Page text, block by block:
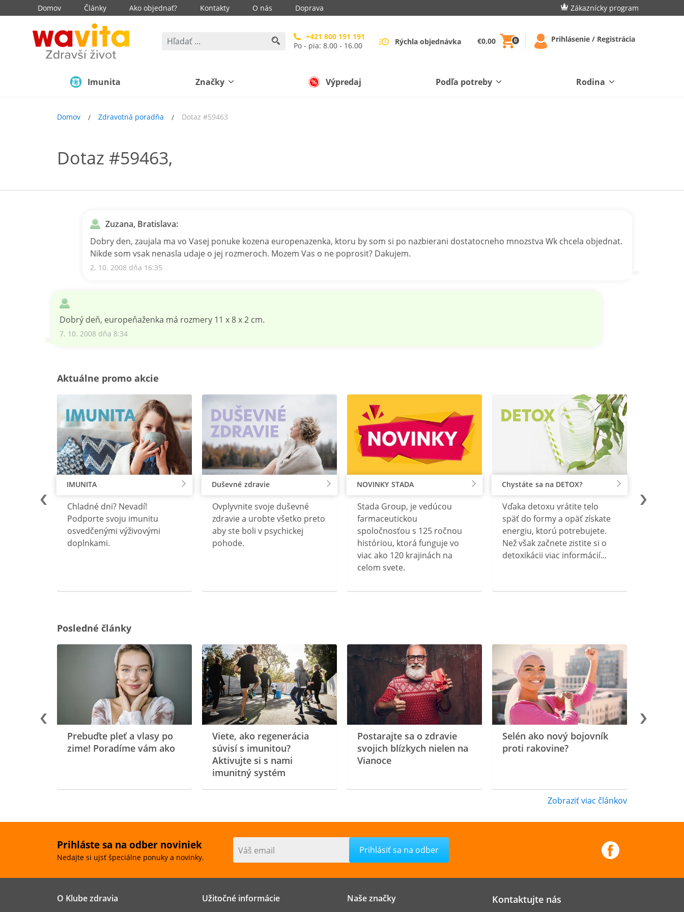
Domov Články Ako objednať? Kontakty O nás Doprava Zákaznícky program
+421 800 191 191
Po - pia: 8.00 - 16.00
Rýchla objednávka €0,00 0 Prihlásenie / Registrácia
Imunita Značky Výpredaj Podľa potreby Rodina
Domov Zdravotná poradňa Dotaz #59463
Dotaz #59463,
Zuzana, Bratislava:
Dobry den, zaujala ma vo Vasej ponuke kozena europenazenka, ktoru by som si po nazbierani dostatocneho mnozstva Wk chcela objednat.
Nikde som vsak nenasla udaje o jej rozmeroch. Mozem Vas o ne poprosit? Dakujem.
2. 10. 2008 dňa 16:35
Dobrý deň, europeňaženka má rozmery 11 x 8 x 2 cm.
7. 10. 2008 dňa 8:34
Aktuálne promo akcie
IMUNITA
Chladné dni? Nevadí!
Podporte svoju imunitu
osvedčenými výživovými
doplnkami.
Duševné zdravie
Ovplyvnite svoje duševné
zdravie a urobte všetko preto
aby ste boli v psychickej
pohode.
NOVINKY STADA
Stada Group, je vedúcou
farmaceutickou
spoločnosťou s 125 ročnou
históriou, ktorá funguje vo
viac ako 120 krajinách na
celom svete.
Chystáte sa na DETOX?
Vďaka detoxu vrátite telo
späť do formy a opäť získate
energiu, ktorú potrebujete.
Než však začnete zistite si o
detoxikácii viac informácií...
Posledné články
Prebuďte pleť a vlasy po
zime! Poradíme vám ako
Viete, ako regenerácia
súvisí s imunitou?
Aktivujte si s nami
imunitný systém
Postarajte sa o zdravie
svojich blízkych nielen na
Vianoce
Selén ako nový bojovník
proti rakovine?
Zobraziť viac článkov
Prihláste sa na odber noviniek
Nedajte si ujsť špeciálne ponuky a novinky.
Váš email
O Klube zdravia Užitočné informácie Naše značky Kontaktujte nás